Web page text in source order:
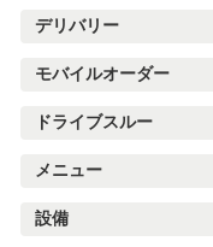
デリバリー
モバイルオーダー
ドライブスルー
メニュー
設備